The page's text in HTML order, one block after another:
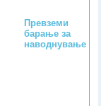
Превземи
барање за
наводнување